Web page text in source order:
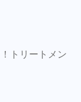
トリートメン